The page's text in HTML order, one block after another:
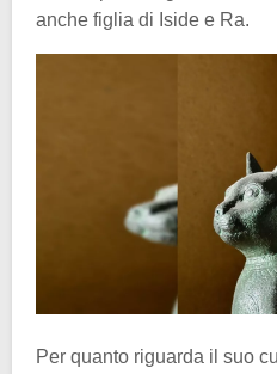
anche figlia di Iside e Ra.
Per quanto riguarda il suo